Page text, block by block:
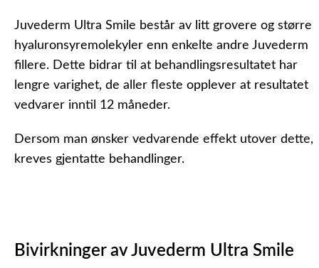
Juvederm Ultra Smile består av litt grovere og større
hyaluronsyremolekyler enn enkelte andre Juvederm
fillere. Dette bidrar til at behandlingsresultatet har
lengre varighet, de aller fleste opplever at resultatet
vedvarer inntil 12 måneder.
Dersom man ønsker vedvarende effekt utover dette,
kreves gjentatte behandlinger.
Bivirkninger av Juvederm Ultra Smile